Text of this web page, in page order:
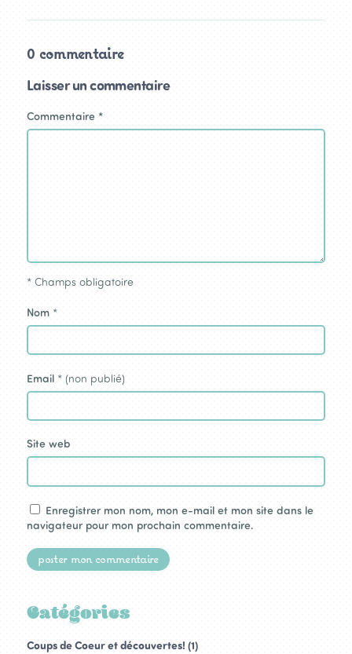
0 commentaire
Laisser un commentaire
Commentaire *
* Champs obligatoire
Nom *
Email * (non publié)
Site web
Enregistrer mon nom, mon e-mail et mon site dans le
navigateur pour mon prochain commentaire.
Catégories
Coups de Coeur et découvertes! (1)